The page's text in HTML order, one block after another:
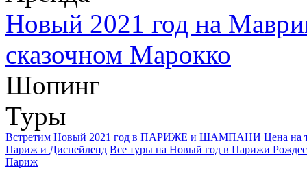
Новый 2021 год на
сказочном Марокко
Шопинг
Туры
Встретим Новый 2021 год в ПАРИЖЕ и ШАМПАНИ Цена на
Париж и Диснейленд Все туры на Новый год в Парижи
Париж